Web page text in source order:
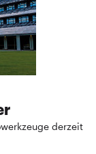
derzeit